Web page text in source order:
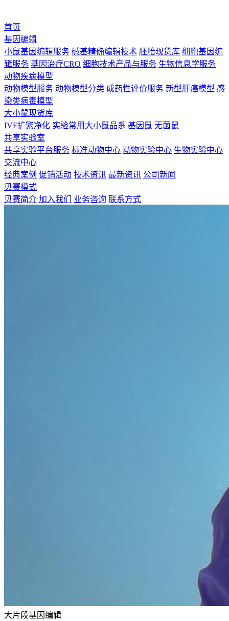
首页
基因编辑
小鼠基因编辑服务 碱基精确编辑技术 胚胎现货库 细胞基因编
辑服务 基因治疗CRO 细胞技术产品与服务 生物信息学服务
动物疾病模型
动物模型服务 动物模型分类 成药性评价服务 新型肝癌模型 感
染类病毒模型
大小鼠现货库
IVF扩繁净化 实验常用大小鼠品系 基因鼠 无菌鼠
共享实验室
共享实验平台服务 标准动物中心 动物实验中心 生物实验中心
交流中心
经典案例 促销活动 技术资讯 最新资讯 公司新闻
贝赛模式
贝赛简介 加入我们 业务咨询 联系方式
大片段基因编辑